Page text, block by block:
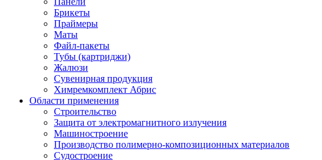
Брикеты
Праймеры
Маты
Файл-пакеты
Тубы (картриджи)
Жалюзи
Сувенирная продукция
Химремкомплект Абрис
Области применения
Строительство
Защита от электромагнитного излучения
Машиностроение
Производство полимерно-композиционных материалов
Судостроение